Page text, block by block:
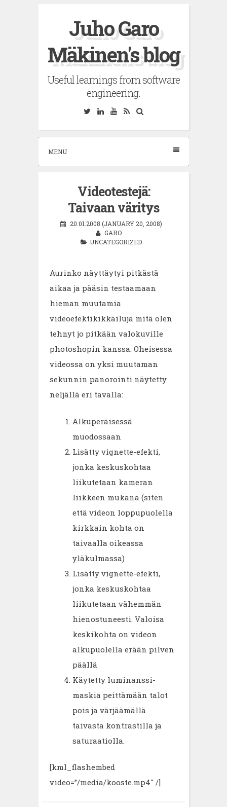
Juho Garo
Mäkinen's blog
Useful learnings from software
engineering.
TwitterLinkedinYouTube
RSS
MENU
Videotestejä:
Taivaan väritys
20.01.2008 (JANUARY 20, 2008)
GARO
UNCATEGORIZED
Aurinko näyttäytyi pitkästä
aikaa ja pääsin testaamaan
hieman muutamia
videoefektikikkailuja mitä olen
tehnyt jo pitkään valokuville
photoshopin kanssa. Oheisessa
videossa on yksi muutaman
sekunnin panorointi näytetty
neljällä eri tavalla:
Alkuperäisessä
muodossaan
Lisätty vignette-efekti,
jonka keskuskohtaa
liikutetaan kameran
liikkeen mukana (siten
että videon loppupuolella
kirkkain kohta on
taivaalla oikeassa
yläkulmassa)
Lisätty vignette-efekti,
jonka keskuskohtaa
liikutetaan vähemmän
hienostuneesti. Valoisa
keskikohta on videon
alkupuolella erään pilven
päällä
Käytetty luminanssi-
maskia peittämään talot
pois ja värjäämällä
taivasta kontrastilla ja
saturaatiolla.
[kml_flashembed
video=”/media/kooste.mp4″ /]